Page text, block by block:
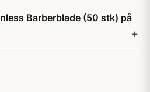
Barberblade (50 stk) på